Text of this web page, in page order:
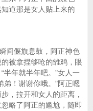
道那是女人贴上来的
间偃旗息鼓，阿正神色
被拿捏够呛的雏鸡，眼
半年就半年吧。”女人一
弟！谢谢你哦。”阿正嗯
，拉开和女人的距离，
略了阿正的尴尬，随即